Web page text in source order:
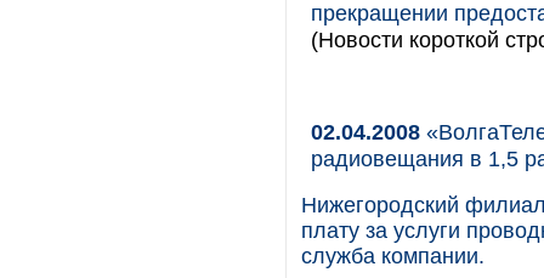
прекращении
(Новости короткой
02.04.2008
радиовещания в 1,5
Нижегородский
плату за услуги
служба компании.